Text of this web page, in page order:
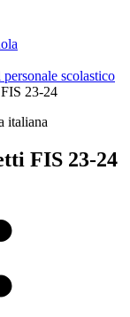
scolastico
23-24
FIS 23-24